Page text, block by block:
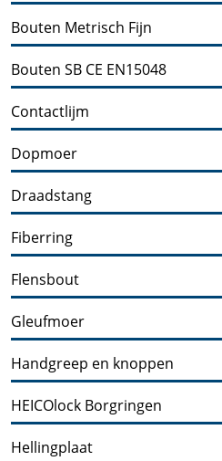
Bouten Metrisch Fijn
Bouten SB CE EN15048
Contactlijm
Dopmoer
Draadstang
Fiberring
Flensbout
Gleufmoer
Handgreep en knoppen
HEICOlock Borgringen
Hellingplaat